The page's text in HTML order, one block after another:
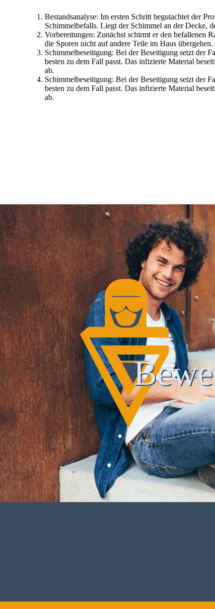
Bestandsanalyse: Im ersten Schritt begutachtet der
Schimmelbefalls. Liegt der Schimmel an der Decke,
Vorbereitungen: Zunächst schirmt er den befallenen
die Sporen nicht auf andere Teile im Haus übergehen.
Schimmelbeseitigung: Bei der Beseitigung setzt der
besten zu dem Fall passt. Das infizierte Material
ab.
Schimmelbeseitigung: Bei der Beseitigung setzt der
besten zu dem Fall passt. Das infizierte Material
ab.